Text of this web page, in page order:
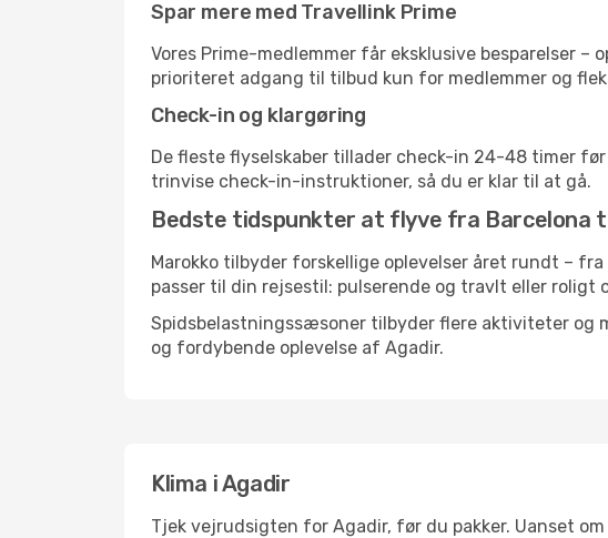
Spar mere med Travellink Prime
Vores Prime-medlemmer får eksklusive besparelser
prioriteret adgang til tilbud kun for medlemmer og
Check-in og klargøring
De fleste flyselskaber tillader check-in 24-48 timer
trinvise check-in-instruktioner, så du er klar til at gå.
Bedste tidspunkter at flyve fra Barcelona
Marokko tilbyder forskellige oplevelser året rundt –
passer til din rejsestil: pulserende og travlt eller roligt
Spidsbelastningssæsoner tilbyder flere aktiviteter og
og fordybende oplevelse af Agadir.
Klima i Agadir
Tjek vejrudsigten for Agadir, før du pakker. Uanset